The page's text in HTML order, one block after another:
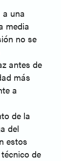
a una
media
no se
antes de
más
a
de la
del
estos
de